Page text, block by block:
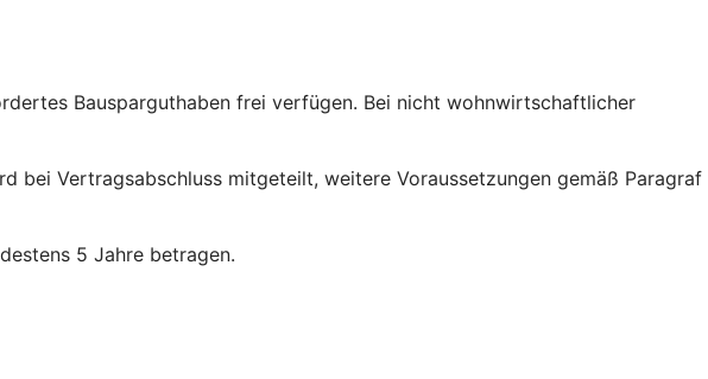
Bausparguthaben frei verfügen. Bei nicht wohnwirtschaftlicher
bei Vertragsabschluss mitgeteilt, weitere Voraussetzungen gemäß Paragraf
5 Jahre betragen.